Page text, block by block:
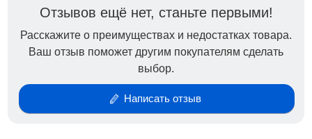
— Позволяет перекрыть ногтевую пластину без
проплешин в один слой;
— Является идеальной основой под гель-лак,
французский маникюр или дизайн;
— Не требует специальных жидкостей для
распределения по ногтю.
Отзывов ещё нет, станьте первыми!
Расскажите о преимуществах и недостатках товара.
Ваш отзыв поможет другим покупателям сделать
выбор.
Написать отзыв